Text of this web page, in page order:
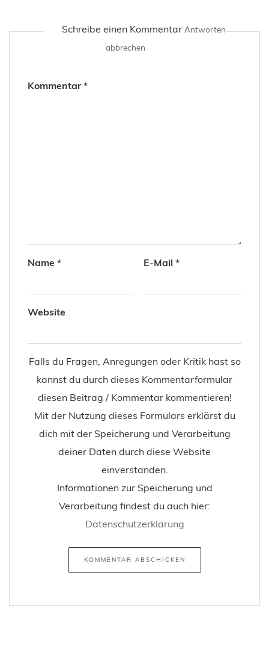
Schreibe einen Kommentar Antworten
abbrechen
Kommentar*
Name * E-Mail *
Website
Falls du Fragen, Anregungen oder Kritik hast so
kannst du durch dieses Kommentarformular
diesen Beitrag / Kommentar kommentieren!
Mit der Nutzung dieses Formulars erklärst du
dich mit der Speicherung und Verarbeitung
deiner Daten durch diese Website
einverstanden.
Informationen zur Speicherung und
Verarbeitung findest du auch hier:
Datenschutzerklärung